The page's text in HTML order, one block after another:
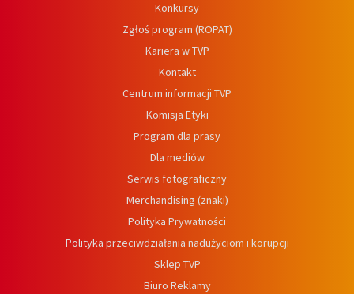
Konkursy
Zgłoś program (ROPAT)
Kariera w TVP
Kontakt
Centrum informacji TVP
Komisja Etyki
Program dla prasy
Dla mediów
Serwis fotograficzny
Merchandising (znaki)
Polityka Prywatności
Polityka przeciwdziałania nadużyciom i korupcji
Sklep TVP
Biuro Reklamy